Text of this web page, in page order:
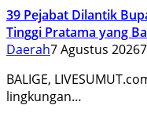
39 Pejabat Dilantik
Tinggi Pratama yang
Daerah7 Agustus 2026
BALIGE,
lingkungan…